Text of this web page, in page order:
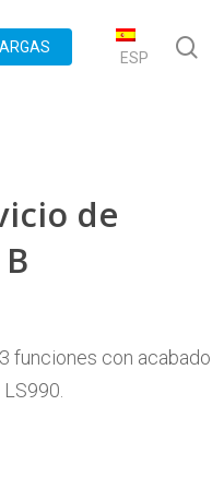
ESP
de
funciones con